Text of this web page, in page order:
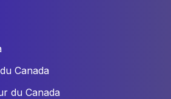
Canada
du Canada